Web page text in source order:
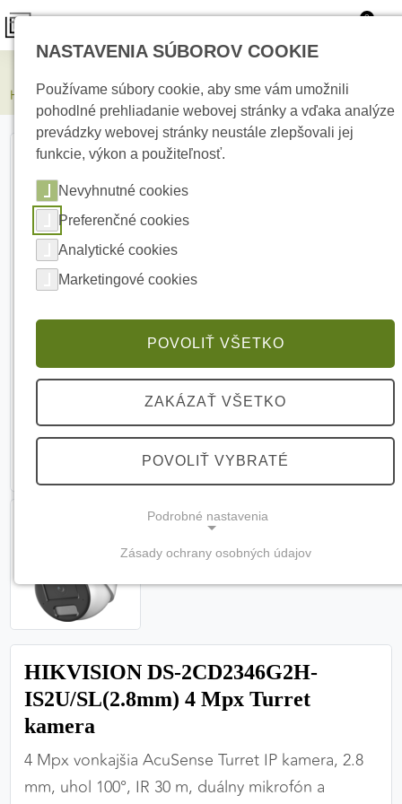
0
HIKVISION DS-2CD2346G2H-IS2U/SL(2.8mm) 4 Mpx Turret kamera
HIKVISION DS-2CD2346G2H-
IS2U/SL(2.8mm) 4 Mpx Turret
kamera
4 Mpx vonkajšia AcuSense Turret IP kamera, 2.8
mm, uhol 100°, IR 30 m, duálny mikrofón a
NASTAVENIA SÚBOROV COOKIE
Používame súbory cookie, aby sme vám umožnili
pohodlné prehliadanie webovej stránky a vďaka analýze
prevádzky webovej stránky neustále zlepšovali jej
funkcie, výkon a použiteľnosť.
Nevyhnutné cookies
Preferenčné cookies
Analytické cookies
Marketingové cookies
POVOLIŤ VŠETKO
ZAKÁZAŤ VŠETKO
POVOLIŤ VYBRATÉ
Podrobné nastavenia
(vždy aktívne, nemožno vypnúť)
Tieto cookies sú potrebné na správne fungovanie
zabezpečiť jej plnú funkčnosť.
PREFERENČNÉ COOKIES
Zásady ochrany osobných údajov